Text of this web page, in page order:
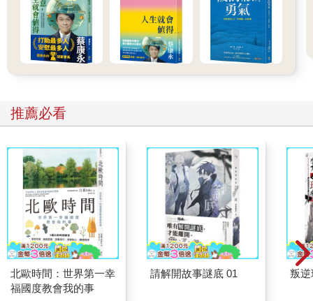
走樓梯時，都會在平台的位置稍微休息一下。不時停下腳步，重
新檢視自己，對未來的人生也很重要。
即使被不顧一切向前衝的人超越，也不必為此緊張焦慮。因為越
焦慮，越容易迷失自己。
努力到某種程度後，暫時停下腳步，反而是到達目的地的捷徑。
這位禪僧在一天結束，上床睡覺之前，都會為自己舉辦葬禮。因
為今天結束了，自己今天的生命也到此結束。隔天早晨，又成為
新的生命展開一天的生活。
中國古代有一句話，叫做「一日一止」。
意思就是「每天都要停下腳步反省自我」。「一」加「止」就可
以成為「正」字，代表「每天一次停下腳步，就可以持續走在正
道上」。
每天一次停下腳步，回顧一天所發生的事，像是「今天的報告寫
得不錯」、「我對他似乎不夠體貼，下次要改正」等等。
推薦必看
北歐時間：世界第一幸
福國度教會我的事
請解開故事謎底 01 叛逆